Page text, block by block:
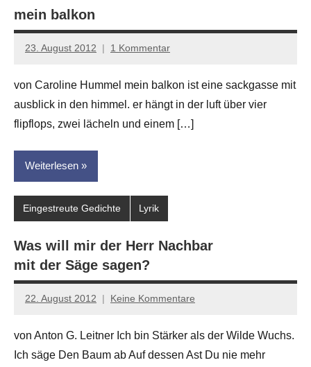
mein balkon
23. August 2012
Anton
Leitner
1 Kommentar
von Caroline Hummel mein balkon ist eine sackgasse mit
ausblick in den himmel. er hängt in der luft über vier
flipflops, zwei lächeln und einem […]
Weiterlesen
Eingestreute Gedichte Lyrik
Was will mir der Herr Nachbar
mit der Säge sagen?
22. August 2012
Anton
Leitner
Keine Kommentare
von Anton G. Leitner Ich bin Stärker als der Wilde Wuchs.
Ich säge Den Baum ab Auf dessen Ast Du nie mehr